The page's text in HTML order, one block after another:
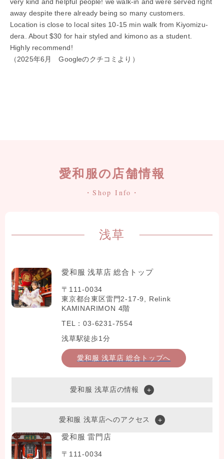
away despite there already being so many customers.
Location is close to local sites 10-15 min walk from Kiyomizu-
dera. About $30 for hair styled and kimono as a student.
Highly recommend!
（2025年6月 Googleのクチコミより）
愛和服の店舗情報
・Shop Info・
浅草
愛和服 浅草店 総合トップ
〒111-0034
東京都台東区雷門2-17-9, Relink
KAMINARIMON 4階
TEL：03-6231-7554
浅草駅徒歩1分
愛和服 浅草店 総合トップへ
愛和服 浅草店の情報
愛和服 浅草店へのアクセス
愛和服 雷門店
〒111-0034